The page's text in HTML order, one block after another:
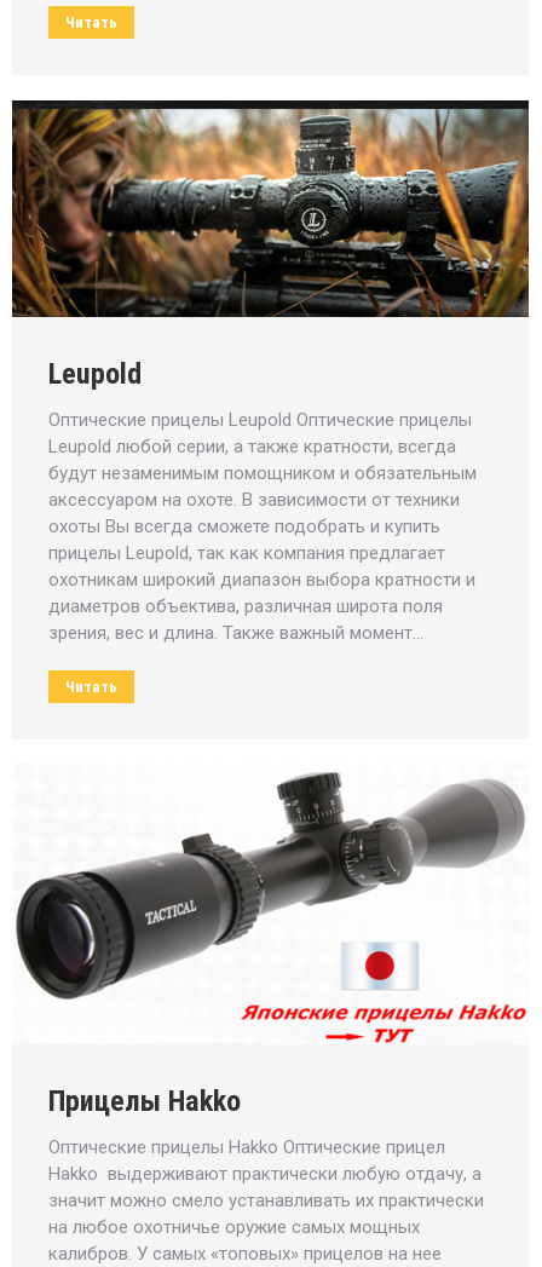
Читать
Leupold
Оптические прицелы Leupold Оптические прицелы
Leupold любой серии, а также кратности, всегда
будут незаменимым помощником и обязательным
аксессуаром на охоте. В зависимости от техники
охоты Вы всегда сможете подобрать и купить
прицелы Leupold, так как компания предлагает
охотникам широкий диапазон выбора кратности и
диаметров объектива, различная широта поля
зрения, вес и длина. Также важный момент…
Читать
Прицелы Hakko
Оптические прицелы Hakko Оптические прицел
Hakko выдерживают практически любую отдачу, а
значит можно смело устанавливать их практически
на любое охотничье оружие самых мощных
калибров. У самых «топовых» прицелов на нее